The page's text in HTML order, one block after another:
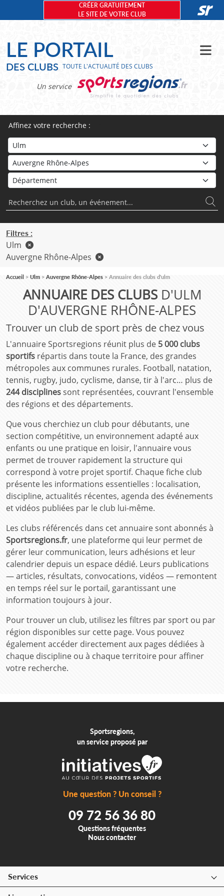
Panneau de gestion des cookies
ANNUAIRE DES CLUBSD'ULM
D'AUVERGNE RHÔNE-ALPES
Trouver un club de sport près de chez vous
L'annuaire Sportsregions réunit plus de 5 000 clubs
sportifs répartis dans toute la France, des grandes
métropoles aux communes rurales. Football, natation,
tennis, rugby, judo, cyclisme, danse, tir à l'arc… plus de
244 disciplinessont représentées, couvrant l'ensemble
des régions et des départements.
Que vous cherchiez un club pour débutants, une
section compétitive, un environnement adapté aux
enfants ou une pratique en loisir, l'annuaire vous
permet de trouver rapidement la structure qui
correspond à votre projet sportif. Chaque fiche club
présente les informations essentielles : localisation,
discipline, actualités récentes, agenda des événements
et vidéos publiées par le club lui-même.
Les clubs référencés dans cet annuaire sont abonnés à
Sportsregions.fr, une plateforme qui leur permet de
gérer leur communication, leurs adhésions et leur
calendrier depuis un espace dédié. Leurs publications
— articles, résultats, convocations, vidéos — remontent
en temps réel sur le portail, garantissant une
information toujours à jour.
Pour trouver un club, utilisez les filtres par sport ou par
région disponibles sur cette page. Vous pouvez
également accéder directement aux pages dédiées à
chaque discipline ou à chaque territoire pour affiner
votre recherche.
Affinez votre recherche :
Filtres :
Ulm
Auvergne Rhône-Alpes
Accueil Ulm Auvergne Rhône-Alpes Annuaire des clubs d'ulm
LE PORTAIL
DES CLUBS TOUTE L'ACTUALITÉ DES CLUBS
Un service
CRÉER GRATUITEMENT
LE SITE DE VOTRE CLUB
Sportsregions,
un service proposé par
Une question ? Un conseil ?
09 72 56 36 80
Questions fréquentes
Nous contacter
Services